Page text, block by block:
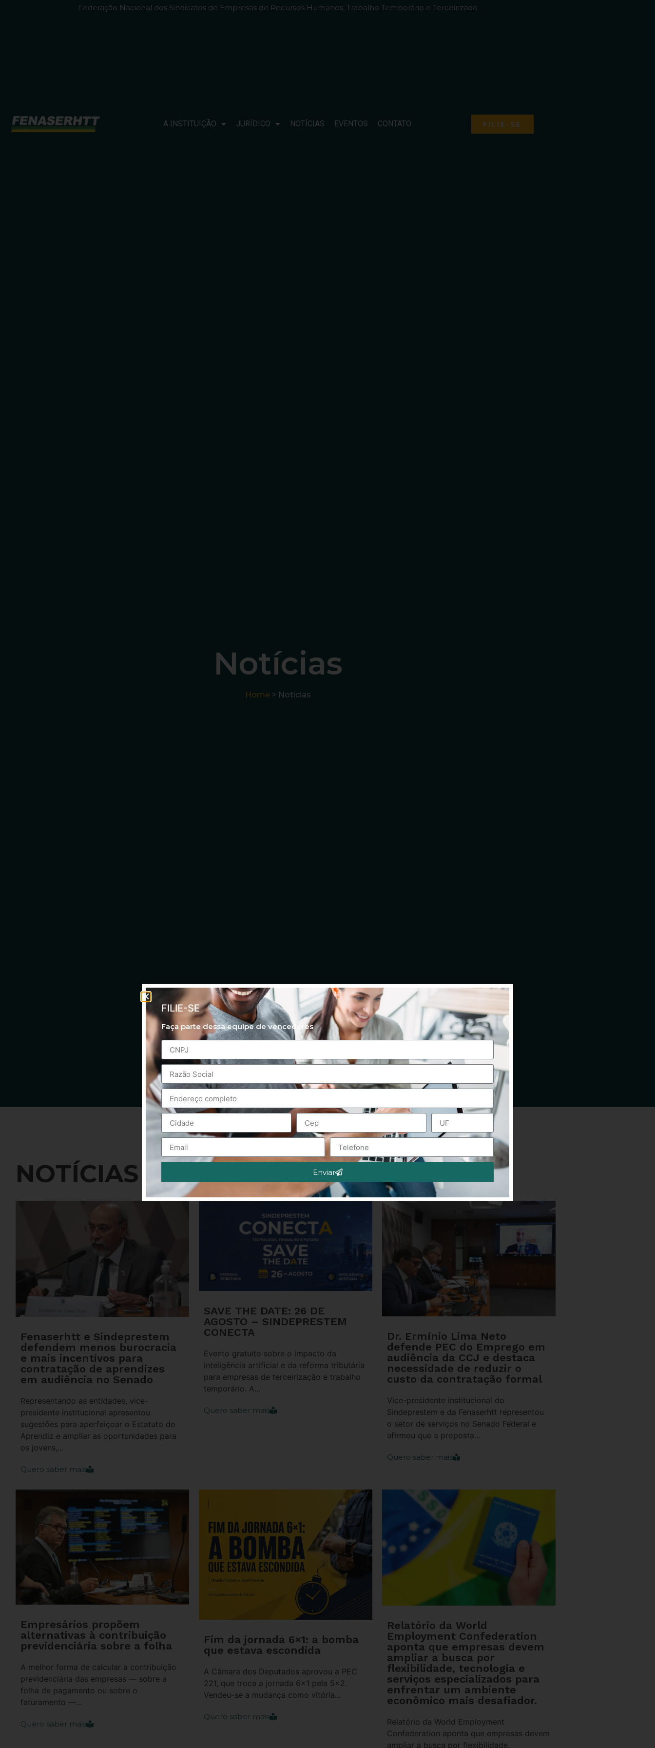
Federação Nacional dos Sindicatos de Empresas de Recursos Humanos, Trabalho Temporário e Terceirizado
A INSTITUIÇÃO JURÍDICO NOTÍCIAS EVENTOS CONTATO FILIE-SE
Notícias
Home > Notícias
NOTÍCIAS
Fenaserhtt e Sindeprestem
defendem menos burocracia
e mais incentivos para
contratação de aprendizes
em audiência no Senado
Representando as entidades, vice-
presidente institucional apresentou
sugestões para aperfeiçoar o Estatuto do
Aprendiz e ampliar as oportunidades para
os jovens,...
Quero saber mais
SAVE THE DATE: 26 DE
AGOSTO – SINDEPRESTEM
CONECTA
Evento gratuito sobre o impacto da
inteligência artificial e da reforma tributária
para empresas de terceirização e trabalho
temporário. A...
Quero saber mais
Dr. Ermínio Lima Neto
defende PEC do Emprego em
audiência da CCJ e destaca
necessidade de reduzir o
custo da contratação formal
Vice-presidente institucional do
Sindeprestem e da Fenaserhtt representou
o setor de serviços no Senado Federal e
afirmou que a proposta...
Quero saber mais
Empresários propõem
alternativas à contribuição
previdenciária sobre a folha
A melhor forma de calcular a contribuição
previdenciária das empresas — sobre a
folha de pagamento ou sobre o
faturamento —...
Quero saber mais
Fim da jornada 6×1: a bomba
que estava escondida
A Câmara dos Deputados aprovou a PEC
221, que troca a jornada 6×1 pela 5×2.
Vendeu-se a mudança como vitória...
Quero saber mais
Relatório da World
Employment Confederation
aponta que empresas devem
ampliar a busca por
flexibilidade, tecnologia e
serviços especializados para
enfrentar um ambiente
econômico mais desafiador.
Relatório da World Employment
Confederation aponta que empresas devem
ampliar a busca por flexibilidade,
FILIE-SE
Faça parte dessa equipe de vencedores
Enviar
Alternative: